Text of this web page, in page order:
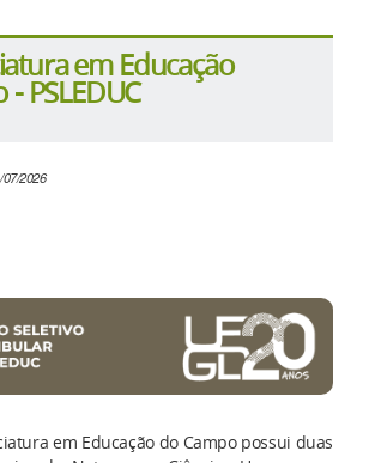
em Educação
PSLEDUC
07/2026
em Educação do Campo possui duas